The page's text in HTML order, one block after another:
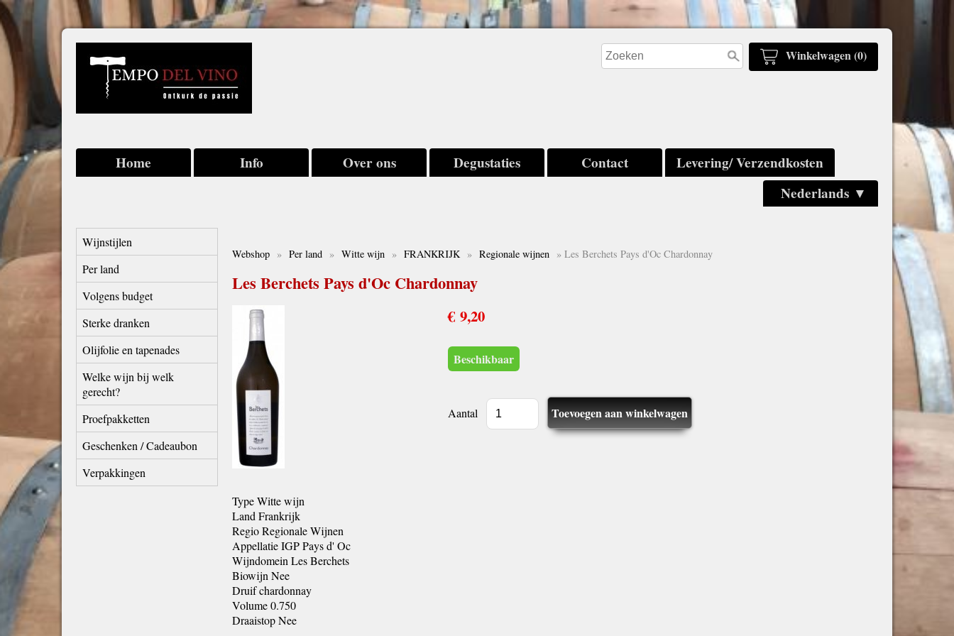
Winkelwagen (0)
Home Info Over ons Degustaties Contact
Levering/ Verzendkosten
Nederlands ▼
Wijnstijlen
Per land
Volgens budget
Sterke dranken
Olijfolie en tapenades
Welke wijn bij welk
gerecht?
Proefpakketten
Geschenken / Cadeaubon
Verpakkingen
Webshop » Per land » Witte wijn » FRANKRIJK » Regionale wijnen » Les Berchets Pays d'Oc Chardonnay
Les Berchets Pays d'Oc Chardonnay
€ 9,20
Beschikbaar
Aantal
Type Witte wijn
Land Frankrijk
Regio Regionale Wijnen
Appellatie IGP Pays d' Oc
Wijndomein Les Berchets
Biowijn Nee
Druif chardonnay
Volume 0.750
Draaistop Nee